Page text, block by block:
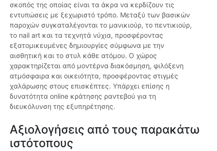
σκοπός της οποίας είναι τα άκρα να κερδίζουν τις
εντυπώσεις με ξεχωριστό τρόπο. Μεταξύ των βασικών
παροχών συγκαταλέγονται το μανικιούρ, το πεντικιούρ,
το nail art και τα τεχνητά νύχια, προσφέροντας
εξατομικευμένες δημιουργίες σύμφωνα με την
αισθητική και το στυλ κάθε ατόμου. Ο χώρος
χαρακτηρίζεται από μοντέρνα διακόσμηση, φιλόξενη
ατμόσφαιρα και οικειότητα, προσφέροντας στιγμές
χαλάρωσης στους επισκέπτες. Υπάρχει επίσης η
δυνατότητα online κράτησης ραντεβού για τη
διευκόλυνση της εξυπηρέτησης.
Αξιολογήσεις από τους παρακάτω
ιστότοπους